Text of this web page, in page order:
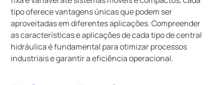
tipo oferece vantagens únicas que podem ser
aproveitadas em diferentes aplicações. Compreender
as características e aplicações de cada tipo de central
hidráulica é fundamental para otimizar processos
industriais e garantir a eficiência operacional.